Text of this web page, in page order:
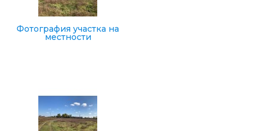
Фотография участка на
местности